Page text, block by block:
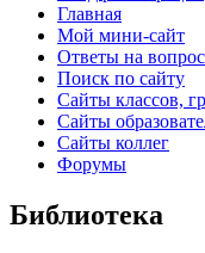
Главная
Мой мини-сайт
Ответы на
Поиск по сайту
Сайты классов,
Сайты
Сайты коллег
Форумы
Библиотека